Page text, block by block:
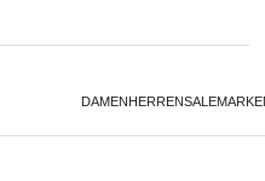
DAMEN HERRENSALE